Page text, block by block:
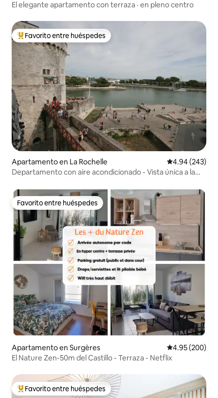
El elegante apartamento con terraza · en pleno centro
Favorito entre huéspedes preferido
Favorito entre huéspedes
Apartamento en La Rochelle Calificación
4.94 (243)
Departamento con aire acondicionado - Vista única a la
Favorito entre huéspedes
Favorito entre huéspedes
Apartamento en Surgères Calificación
4.95 (200)
El Nature Zen-50m del Castillo - Terraza - Netflix
Favorito entre huéspedes preferido
Favorito entre huéspedes